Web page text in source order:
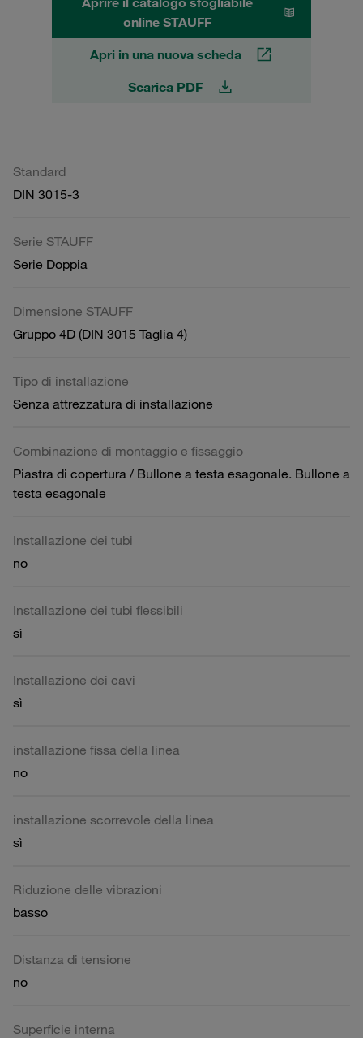
online STAUFF
Apri in una nuova scheda
Scarica PDF
Standard
DIN 3015-3
Serie STAUFF
Serie Doppia
Dimensione STAUFF
Gruppo 4D (DIN 3015 Taglia 4)
Tipo di installazione
Senza attrezzatura di installazione
Combinazione di montaggio e fissaggio
Piastra di copertura / Bullone a testa esagonale. Bullone a
testa esagonale
Installazione dei tubi
no
Installazione dei tubi flessibili
sì
Installazione dei cavi
sì
installazione fissa della linea
no
installazione scorrevole della linea
sì
Riduzione delle vibrazioni
basso
Distanza di tensione
no
Superficie interna